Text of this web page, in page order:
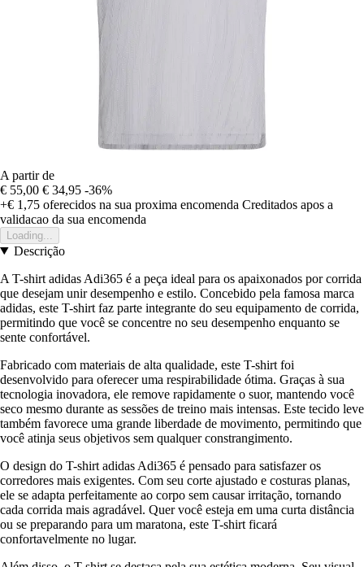
A partir de
€ 55,00 € 34,95 -36%
+€ 1,75 oferecidos na sua proxima encomenda Creditados apos a
validacao da sua encomenda
Loading...
Descrição
A T-shirt adidas Adi365 é a peça ideal para os apaixonados por corrida
que desejam unir desempenho e estilo. Concebido pela famosa marca
adidas, este T-shirt faz parte integrante do seu equipamento de corrida,
permitindo que você se concentre no seu desempenho enquanto se
sente confortável.
Fabricado com materiais de alta qualidade, este T-shirt foi
desenvolvido para oferecer uma respirabilidade ótima. Graças à sua
tecnologia inovadora, ele remove rapidamente o suor, mantendo você
seco mesmo durante as sessões de treino mais intensas. Este tecido leve
também favorece uma grande liberdade de movimento, permitindo que
você atinja seus objetivos sem qualquer constrangimento.
O design do T-shirt adidas Adi365 é pensado para satisfazer os
corredores mais exigentes. Com seu corte ajustado e costuras planas,
ele se adapta perfeitamente ao corpo sem causar irritação, tornando
cada corrida mais agradável. Quer você esteja em uma curta distância
ou se preparando para um maratona, este T-shirt ficará
confortavelmente no lugar.